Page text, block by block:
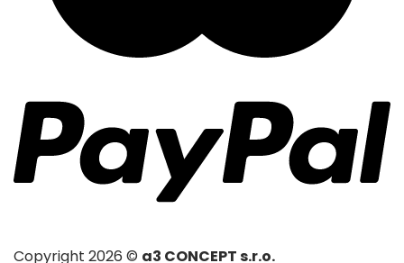
Copyright 2026 © a3 CONCEPT s.r.o.